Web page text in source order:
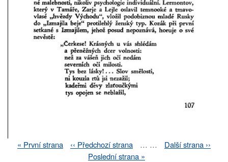
First
« První strana
Previous
‹‹ Předchozí strana … …
Next
Další strana ››
Last
Poslední strana »